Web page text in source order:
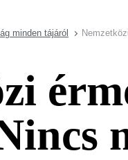
minden tájáról